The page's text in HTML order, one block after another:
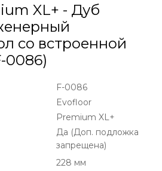
XL+ - Дуб
со встроенной
0086)
F-0086
Evofloor
Premium XL+
Да (Доп. подложка
запрещена)
228 мм